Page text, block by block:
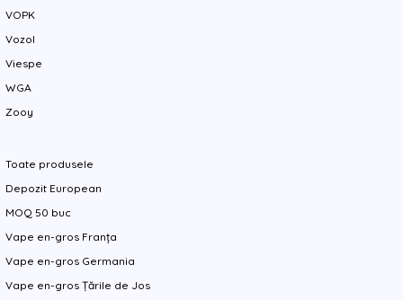
VOPK
Vozol
Viespe
WGA
Zooy
Toate produsele
Depozit European
MOQ 50 buc
Vape en-gros Franța
Vape en-gros Germania
Vape en-gros Țările de Jos